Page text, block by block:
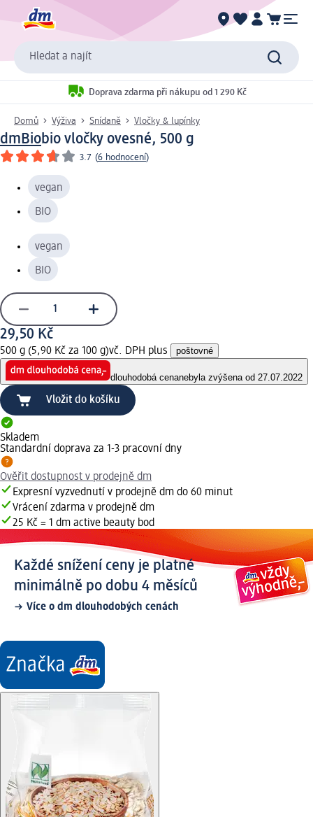
Hledat a najít
Doprava zdarma při nákupu od 1 290 Kč
Domů Výživa Snídaně Vločky & lupínky
dmBiobio vločky ovesné, 500 g
3.7 (6 hodnocení)
vegan
BIO
vegan
BIO
29,50 Kč
500 g (5,90 Kč za 100 g)vč. DPH plus poštovné
dlouhodobá cenanebyla zvýšena od 27.07.2022
Vložit do košíku
Skladem
Standardní doprava za 1-3 pracovní dny
Ověřit dostupnost v prodejně dm
Expresní vyzvednutí v prodejně dm do 60 minut
Vrácení zdarma v prodejně dm
25 Kč = 1 dm active beauty bod
Každé snížení ceny je platné
minimálně po dobu 4 měsíců
Více o dm dlouhodobých cenách